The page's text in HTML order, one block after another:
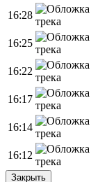
16:28
16:25
16:22
16:17
16:14
16:12
Закрыть